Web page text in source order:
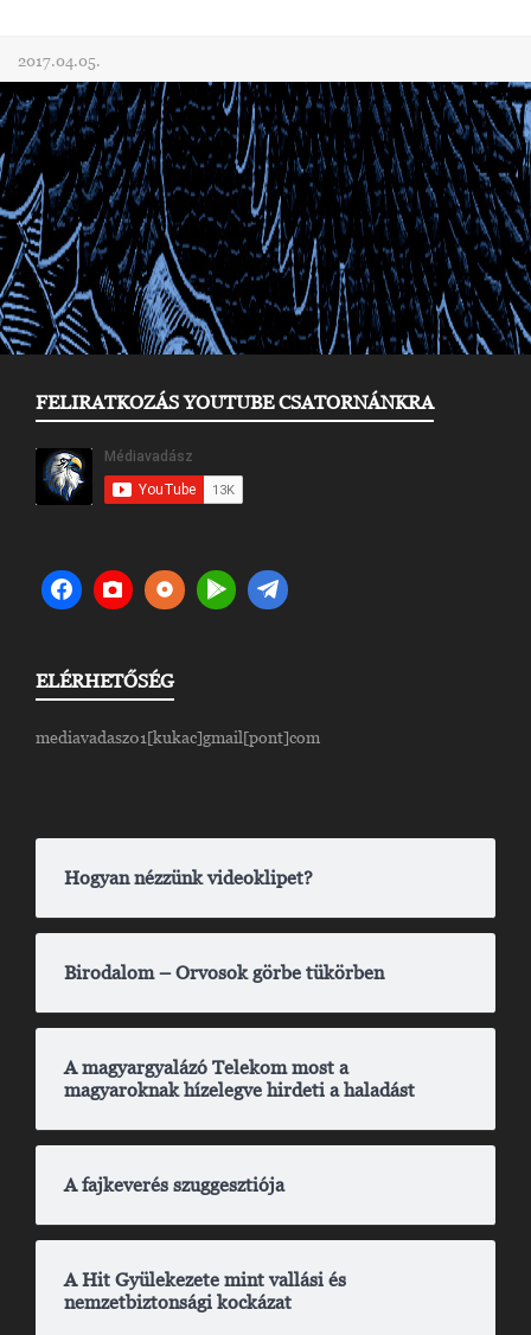
2017.04.05.
FELIRATKOZÁS YOUTUBE CSATORNÁNKRA
ELÉRHETŐSÉG
mediavadasz01[kukac]gmail[pont]com
Hogyan nézzünk videoklipet?
Birodalom – Orvosok görbe tükörben
A magyargyalázó Telekom most a
magyaroknak hízelegve hirdeti a haladást
A fajkeverés szuggesztiója
A Hit Gyülekezete mint vallási és
nemzetbiztonsági kockázat